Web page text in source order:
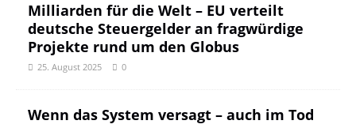
Milliarden für die Welt – EU verteilt
deutsche Steuergelder an fragwürdige
Projekte rund um den Globus
25. August 2025 0
Wenn das System versagt – auch im Tod